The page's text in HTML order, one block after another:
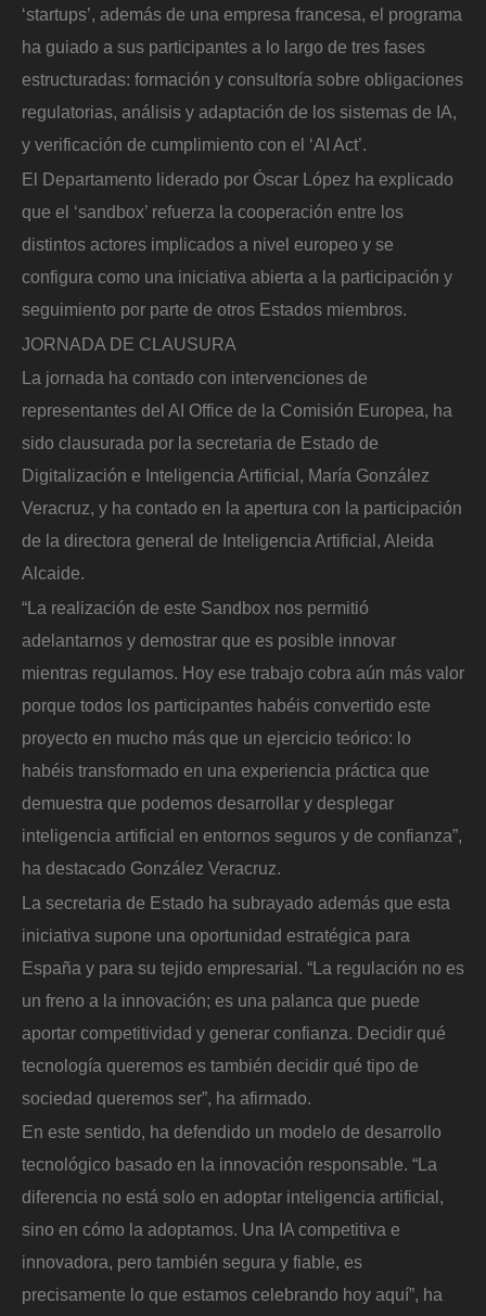
‘startups’, además de una empresa francesa, el programa
ha guiado a sus participantes a lo largo de tres fases
estructuradas: formación y consultoría sobre obligaciones
regulatorias, análisis y adaptación de los sistemas de IA,
y verificación de cumplimiento con el ‘AI Act’.
El Departamento liderado por Óscar López ha explicado
que el ‘sandbox’ refuerza la cooperación entre los
distintos actores implicados a nivel europeo y se
configura como una iniciativa abierta a la participación y
seguimiento por parte de otros Estados miembros.
JORNADA DE CLAUSURA
La jornada ha contado con intervenciones de
representantes del AI Office de la Comisión Europea, ha
sido clausurada por la secretaria de Estado de
Digitalización e Inteligencia Artificial, María González
Veracruz, y ha contado en la apertura con la participación
de la directora general de Inteligencia Artificial, Aleida
Alcaide.
“La realización de este Sandbox nos permitió
adelantarnos y demostrar que es posible innovar
mientras regulamos. Hoy ese trabajo cobra aún más valor
porque todos los participantes habéis convertido este
proyecto en mucho más que un ejercicio teórico: lo
habéis transformado en una experiencia práctica que
demuestra que podemos desarrollar y desplegar
inteligencia artificial en entornos seguros y de confianza”,
ha destacado González Veracruz.
La secretaria de Estado ha subrayado además que esta
iniciativa supone una oportunidad estratégica para
España y para su tejido empresarial. “La regulación no es
un freno a la innovación; es una palanca que puede
aportar competitividad y generar confianza. Decidir qué
tecnología queremos es también decidir qué tipo de
sociedad queremos ser”, ha afirmado.
En este sentido, ha defendido un modelo de desarrollo
tecnológico basado en la innovación responsable. “La
diferencia no está solo en adoptar inteligencia artificial,
sino en cómo la adoptamos. Una IA competitiva e
innovadora, pero también segura y fiable, es
precisamente lo que estamos celebrando hoy aquí”, ha